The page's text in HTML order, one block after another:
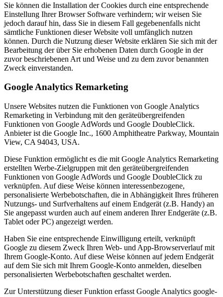
Sie können die Installation der Cookies durch eine entsprechende
Einstellung Ihrer Browser Software verhindern; wir weisen Sie
jedoch darauf hin, dass Sie in diesem Fall gegebenenfalls nicht
sämtliche Funktionen dieser Website voll umfänglich nutzen
können. Durch die Nutzung dieser Website erklären Sie sich mit der
Bearbeitung der über Sie erhobenen Daten durch Google in der
zuvor beschriebenen Art und Weise und zu dem zuvor benannten
Zweck einverstanden.
Google Analytics Remarketing
Unsere Websites nutzen die Funktionen von Google Analytics
Remarketing in Verbindung mit den geräteübergreifenden
Funktionen von Google AdWords und Google DoubleClick.
Anbieter ist die Google Inc., 1600 Amphitheatre Parkway, Mountain
View, CA 94043, USA.
Diese Funktion ermöglicht es die mit Google Analytics Remarketing
erstellten Werbe-Zielgruppen mit den geräteübergreifenden
Funktionen von Google AdWords und Google DoubleClick zu
verknüpfen. Auf diese Weise können interessenbezogene,
personalisierte Werbebotschaften, die in Abhängigkeit Ihres früheren
Nutzungs- und Surfverhaltens auf einem Endgerät (z.B. Handy) an
Sie angepasst wurden auch auf einem anderen Ihrer Endgeräte (z.B.
Tablet oder PC) angezeigt werden.
Haben Sie eine entsprechende Einwilligung erteilt, verknüpft
Google zu diesem Zweck Ihren Web- und App-Browserverlauf mit
Ihrem Google-Konto. Auf diese Weise können auf jedem Endgerät
auf dem Sie sich mit Ihrem Google-Konto anmelden, dieselben
personalisierten Werbebotschaften geschaltet werden.
Zur Unterstützung dieser Funktion erfasst Google Analytics google-